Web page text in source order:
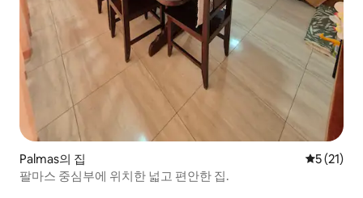
Palmas의 집 평점 5점
5 (21)
팔마스 중심부에 위치한 넓고 편안한 집.